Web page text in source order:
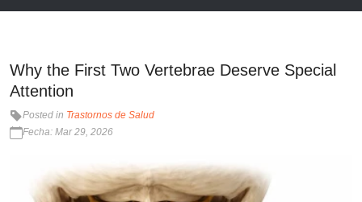
Why the First Two Vertebrae Deserve Special
Attention
Posted in Trastornos de Salud
Fecha: Mar 29, 2026